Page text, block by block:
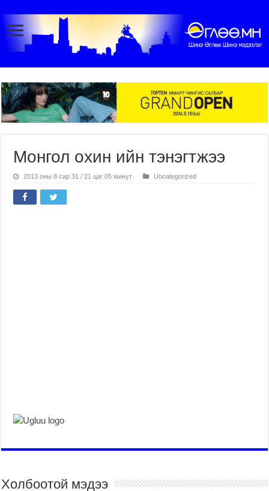
Монгол охин ийн тэнэгтжээ
2013 оны 8 сар 31 / 21 цаг 05 минут Uncategorized
Холбоотой мэдээ